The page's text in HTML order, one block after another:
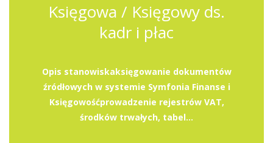
Księgowa / Księgowy ds.
kadr i płac
Opis stanowiskaksięgowanie dokumentów
źródłowych w systemie Symfonia Finanse i
Księgowośćprowadzenie rejestrów VAT,
środków trwałych, tabel...